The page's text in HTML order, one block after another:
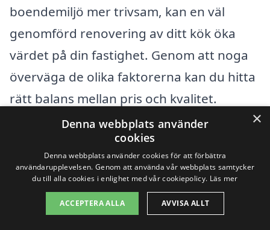
boendemiljö mer trivsam, kan en väl
genomförd renovering av ditt kök öka
värdet på din fastighet. Genom att noga
överväga de olika faktorerna kan du hitta
rätt balans mellan pris och kvalitet.
För att underlätta processen med att få
offert på köksrenovering i Kvänum, är det
smart att använda en plattform som
specialiserar sig på att koppla samman
×
Denna webbplats använder
cookies
Denna webbplats använder cookies för att förbättra
användarupplevelsen. Genom att använda vår webbplats samtycker
du till alla cookies i enlighet med vår cookiepolicy. Läs mer
ACCEPTERA ALLA AVVISA ALLT